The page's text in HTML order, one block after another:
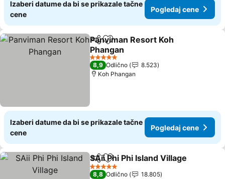
Izaberi datume da bi se prikazale tačne
cene
Pogledaj cene
Deli Dodati u favorite
Panviman Resort Koh
Phangan
Pogledaj cene
5 Zvezdice
8,9 Odlično
8.523
Koh Phangan
Izaberi datume da bi se prikazale tačne
cene
Pogledaj cene
Deli Dodati u favorite
SAii Phi Phi Island Village
5 Zvezdice
8,8 Odlično
18.805